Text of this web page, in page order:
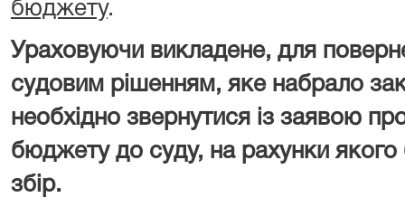
бюджету.
Ураховуючи викладене, для
судовим рішенням, яке набрало
необхідно звернутися із заявою
бюджету до суду, на рахунки
збір.